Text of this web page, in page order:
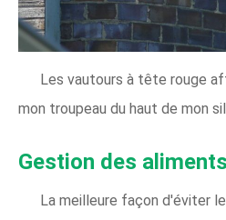
Les vautours à tête rouge
mon troupeau du haut de mon
Gestion des
La meilleure façon d'éviter